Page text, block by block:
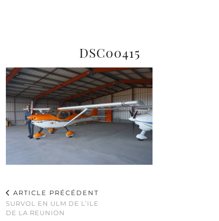
DSC00415
ARTICLE PRÉCÉDENT
SURVOL EN ULM DE L’ILE
DE LA REUNION